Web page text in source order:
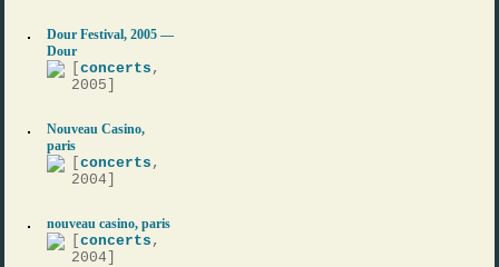
Dour Festival, 2005 —
Dour
[concerts ,
2005]
Nouveau Casino,
paris
[concerts ,
2004]
nouveau casino, paris
[concerts ,
2004]